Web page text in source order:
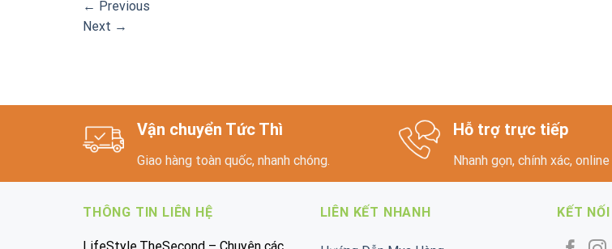
← Previous
Next →
Vận chuyển Tức Thì
Giao hàng toàn quốc, nhanh chóng.
Hỗ trợ trực tiếp
Nhanh gọn, chính xác,
THÔNG TIN LIÊN HỆ LIÊN KẾT NHANH KẾT